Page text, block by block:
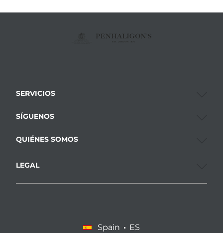
SERVICIOS
SÍGUENOS
QUIÉNES SOMOS
LEGAL
Spain ES